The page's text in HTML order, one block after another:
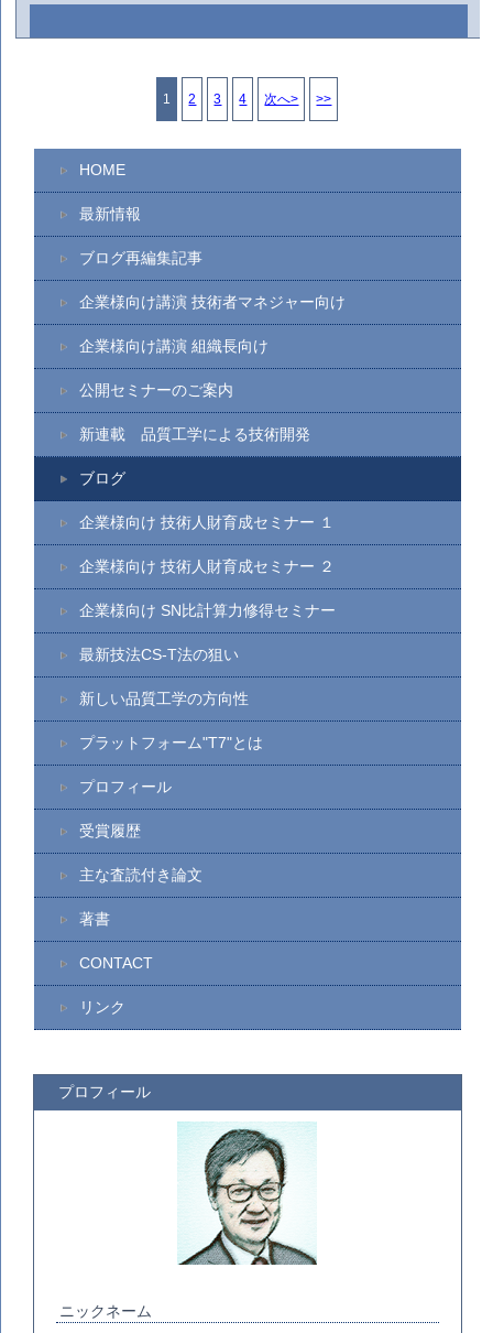
1 2 3 4 次へ> >>
HOME
最新情報
ブログ再編集記事
企業様向け講演 技術者マネジャー向け
企業様向け講演 組織長向け
公開セミナーのご案内
新連載 品質工学による技術開発
ブログ
企業様向け 技術人財育成セミナー １
企業様向け 技術人財育成セミナー ２
企業様向け SN比計算力修得セミナー
最新技法CS-T法の狙い
新しい品質工学の方向性
プラットフォーム"T7"とは
プロフィール
受賞履歴
主な査読付き論文
著書
CONTACT
リンク
プロフィール
ニックネーム